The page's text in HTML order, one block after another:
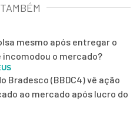
mesmo após entregar o
incomodou o mercado?
Bradesco (BBDC4) vê ação
ao mercado após lucro do